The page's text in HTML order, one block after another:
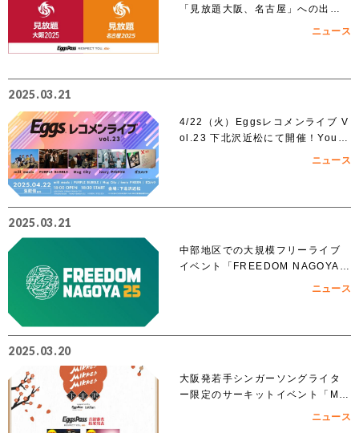
「見放題大阪、名古屋」への出演
ニュース
2025.03.21
4/22（火）Eggsレコメンライブ V
ol.23 下北沢近松にて開催！YouT
ニュース
2025.03.21
中部地区での大規模フリーライブ
イベント「FREEDOM NAGOYA 2
ニュース
2025.03.20
大阪発若手シンガーソングライタ
ー限定のサーキットイベント「MIK
ニュース